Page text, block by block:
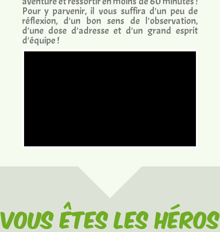
Pour y parvenir, il vous suffira d'un peu de
réflexion, d'un bon sens de l'observation,
d'une dose d'adresse et d'un grand esprit
d'équipe !
Vous êtes les Héros